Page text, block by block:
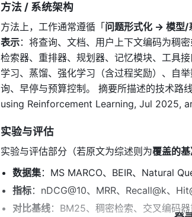
方法 / 系统架构
方法上，工作通常遵循「问题形式化 → 模型
表示：将查询、文档、用户上下文编码为稠
检索器、重排器、规划器、记忆模块、工具
学习、蒸馏、强化学习（含过程奖励）、自
询、早停与预算控制。 摘要所描述的技术
using Reinforcement Learning, Jul 2025,
实验与评估
实验与评估部分（若原文为综述则为覆盖的
数据集：MS MARCO、BEIR、Natural
指标：nDCG@10、MRR、Recall@k、
对比基线：BM25、稠密检索、交叉编码